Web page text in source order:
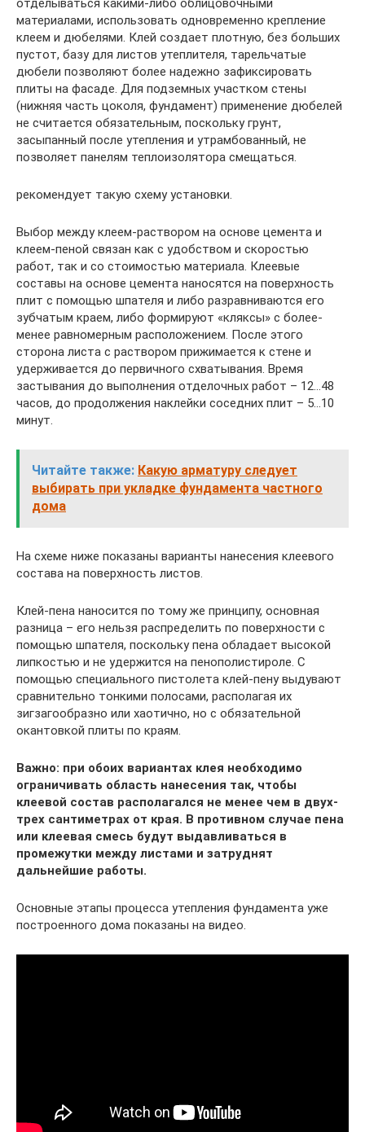
отделываться какими-либо облицовочными
материалами, использовать одновременно крепление
клеем и дюбелями. Клей создает плотную, без больших
пустот, базу для листов утеплителя, тарельчатые
дюбели позволяют более надежно зафиксировать
плиты на фасаде. Для подземных участком стены
(нижняя часть цоколя, фундамент) применение дюбелей
не считается обязательным, поскольку грунт,
засыпанный после утепления и утрамбованный, не
позволяет панелям теплоизолятора смещаться.
рекомендует такую схему установки.
Выбор между клеем-раствором на основе цемента и
клеем-пеной связан как с удобством и скоростью
работ, так и со стоимостью материала. Клеевые
составы на основе цемента наносятся на поверхность
плит с помощью шпателя и либо разравниваются его
зубчатым краем, либо формируют «кляксы» с более-
менее равномерным расположением. После этого
сторона листа с раствором прижимается к стене и
удерживается до первичного схватывания. Время
застывания до выполнения отделочных работ – 12…48
часов, до продолжения наклейки соседних плит – 5…10
минут.
Читайте также: Какую арматуру следует
выбирать при укладке фундамента частного
дома
На схеме ниже показаны варианты нанесения клеевого
состава на поверхность листов.
Клей-пена наносится по тому же принципу, основная
разница – его нельзя распределить по поверхности с
помощью шпателя, поскольку пена обладает высокой
липкостью и не удержится на пенополистироле. С
помощью специального пистолета клей-пену выдувают
сравнительно тонкими полосами, располагая их
зигзагообразно или хаотично, но с обязательной
окантовкой плиты по краям.
Важно: при обоих вариантах клея необходимо
ограничивать область нанесения так, чтобы
клеевой состав располагался не менее чем в двух-
трех сантиметрах от края. В противном случае пена
или клеевая смесь будут выдавливаться в
промежутки между листами и затруднят
дальнейшие работы.
Основные этапы процесса утепления фундамента уже
построенного дома показаны на видео.